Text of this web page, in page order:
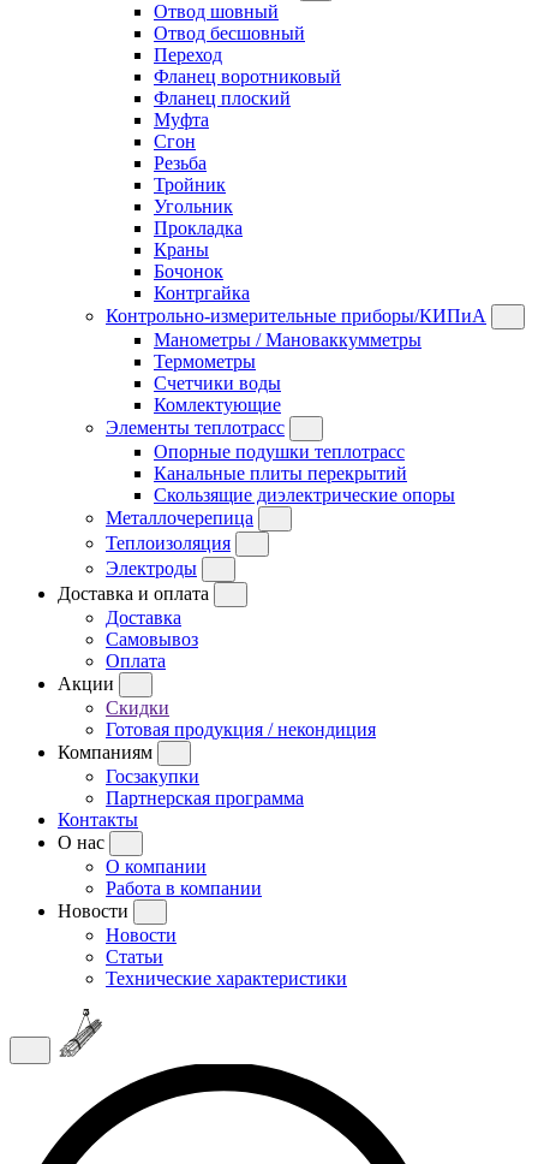
Отвод шовный
Отвод бесшовный
Переход
Фланец воротниковый
Фланец плоский
Муфта
Сгон
Резьба
Тройник
Угольник
Прокладка
Краны
Бочонок
Контргайка
Контрольно-измерительные приборы/КИПиА
Манометры / Мановаккумметры
Термометры
Счетчики воды
Комлектующие
Элементы теплотрасс
Опорные подушки теплотрасс
Канальные плиты перекрытий
Скользящие диэлектрические опоры
Металлочерепица
Теплоизоляция
Электроды
Доставка и оплата
Доставка
Самовывоз
Оплата
Акции
Скидки
Готовая продукция / некондиция
Компаниям
Госзакупки
Партнерская программа
Контакты
О нас
О компании
Работа в компании
Новости
Новости
Статьи
Технические характеристики